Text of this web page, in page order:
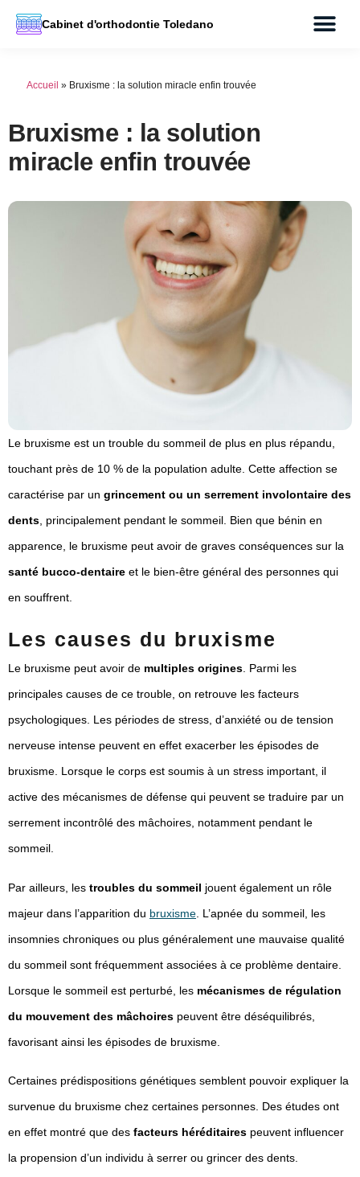
Cabinet d'orthodontie Toledano
Accueil » Bruxisme : la solution miracle enfin trouvée
Bruxisme : la solution
miracle enfin trouvée
Le bruxisme est un trouble du sommeil de plus en plus répandu,
touchant près de 10 % de la population adulte. Cette affection se
caractérise par un grincement ou un serrement involontaire des
dents, principalement pendant le sommeil. Bien que bénin en
apparence, le bruxisme peut avoir de graves conséquences sur la
santé bucco-dentaire et le bien-être général des personnes qui
en souffrent.
Les causes du bruxisme
Le bruxisme peut avoir de multiples origines. Parmi les
principales causes de ce trouble, on retrouve les facteurs
psychologiques. Les périodes de stress, d’anxiété ou de tension
nerveuse intense peuvent en effet exacerber les épisodes de
bruxisme. Lorsque le corps est soumis à un stress important, il
active des mécanismes de défense qui peuvent se traduire par un
serrement incontrôlé des mâchoires, notamment pendant le
sommeil.
Par ailleurs, les troubles du sommeil jouent également un rôle
majeur dans l’apparition du bruxisme . L’apnée du sommeil, les
insomnies chroniques ou plus généralement une mauvaise qualité
du sommeil sont fréquemment associées à ce problème dentaire.
Lorsque le sommeil est perturbé, les mécanismes de régulation
du mouvement des mâchoires peuvent être déséquilibrés,
favorisant ainsi les épisodes de bruxisme.
Certaines prédispositions génétiques semblent pouvoir expliquer la
survenue du bruxisme chez certaines personnes. Des études ont
en effet montré que des facteurs héréditaires peuvent influencer
la propension d’un individu à serrer ou grincer des dents.